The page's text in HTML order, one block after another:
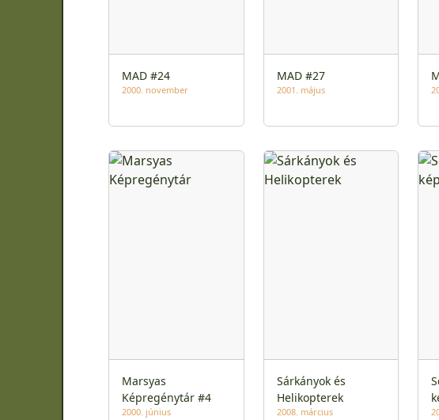
MAD #24
2000. november
MAD #27
2001. május
Marsyas
Képregénytár #4
2000. június
Sárkányok és
Helikopterek
2008. március